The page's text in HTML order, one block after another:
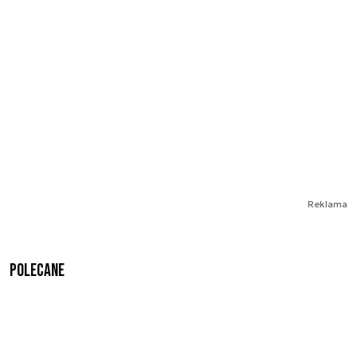
Reklama
Polecane